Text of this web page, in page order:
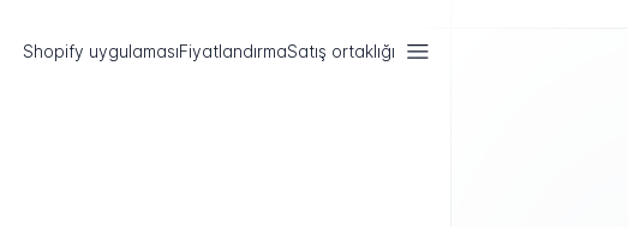
Shopify uygulamasıFiyatlandırmaSatış ortaklığı